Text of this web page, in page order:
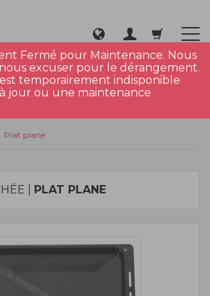
Fermé pour Maintenance. Nous
excuser pour le dérangement.
temporairement indisponible
jour ou une maintenance
Plat plane
| PLAT PLANE